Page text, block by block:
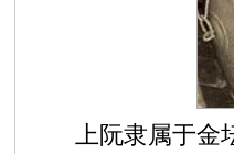
上阮隶属于金坛